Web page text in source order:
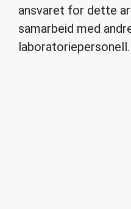
ansvaret for dette
samarbeid med
laboratoriepersonell.